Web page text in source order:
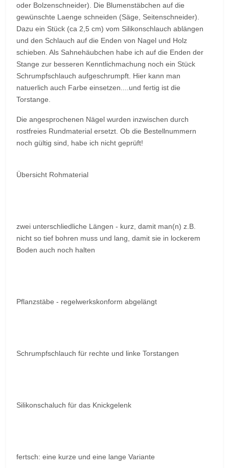
oder Bolzenschneider). Die Blumenstäbchen auf die
gewünschte Laenge schneiden (Säge, Seitenschneider).
Dazu ein Stück (ca 2,5 cm) vom Silikonschlauch ablängen
und den Schlauch auf die Enden von Nagel und Holz
schieben. Als Sahnehäubchen habe ich auf die Enden der
Stange zur besseren Kenntlichmachung noch ein Stück
Schrumpfschlauch aufgeschrumpft. Hier kann man
natuerlich auch Farbe einsetzen....und fertig ist die
Torstange.
Die angesprochenen Nägel wurden inzwischen durch
rostfreies Rundmaterial ersetzt. Ob die Bestellnummern
noch gültig sind, habe ich nicht geprüft!
Übersicht Rohmaterial
zwei unterschliedliche Längen - kurz, damit man(n) z.B.
nicht so tief bohren muss und lang, damit sie in lockerem
Boden auch noch halten
Pflanzstäbe - regelwerkskonform abgelängt
Schrumpfschlauch für rechte und linke Torstangen
Silikonschaluch für das Knickgelenk
fertsch: eine kurze und eine lange Variante